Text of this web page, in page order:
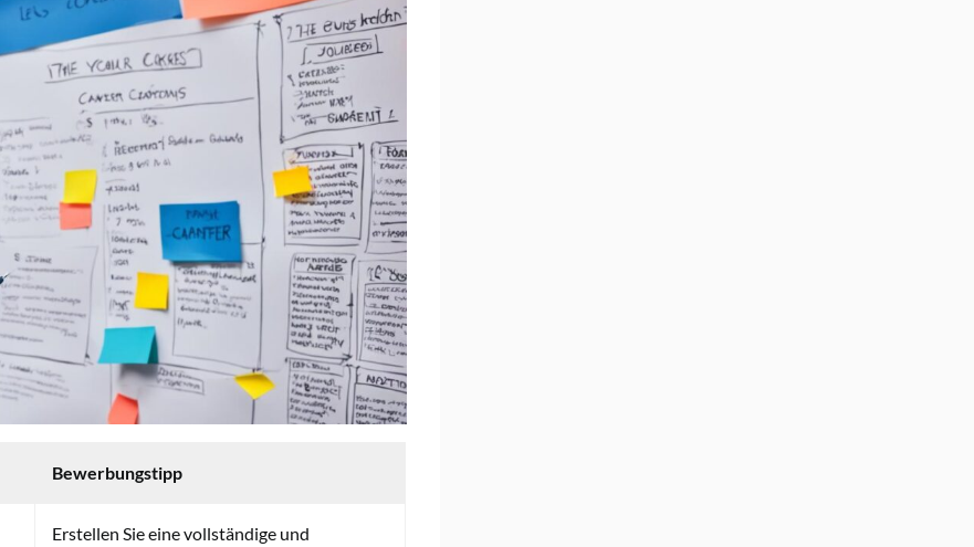
Bewerbungstipp
Erstellen Sie eine vollständige und